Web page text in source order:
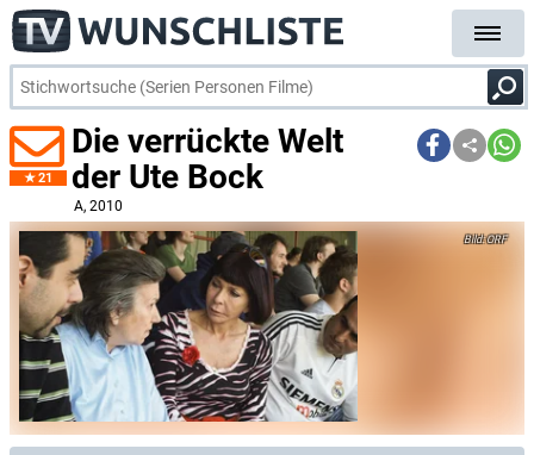
21
Die verrückte Welt
der Ute Bock
A, 2010
ORF